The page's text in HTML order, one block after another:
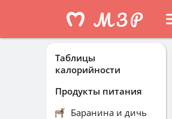
Таблицы
калорийности
Продукты питания
Баранина и дичь